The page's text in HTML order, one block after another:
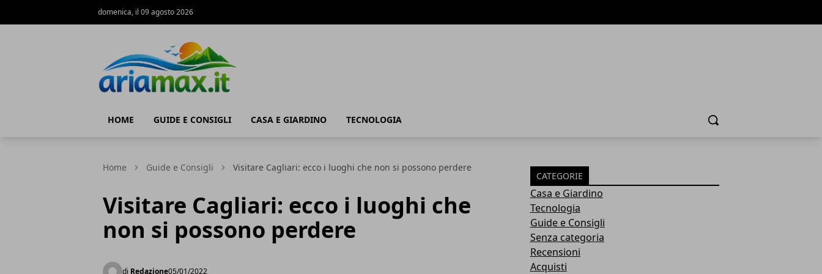
domenica, il 09 agosto 2026
HOME GUIDE E CONSIGLI CASA E GIARDINO TECNOLOGIA Cerca
Home Guide e Consigli Visitare Cagliari: ecco i luoghi che non si possono perdere
Visitare Cagliari: ecco i luoghi che
non si possono perdere
di Redazione05/01/2022
CATEGORIE
Casa e Giardino
Tecnologia
Guide e Consigli
Senza categoria
Recensioni
Acquisti